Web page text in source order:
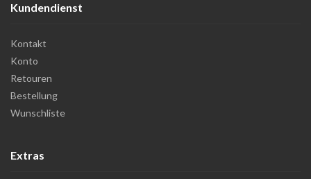
Kundendienst
Kontakt
Konto
Retouren
Bestellung
Wunschliste
Extras